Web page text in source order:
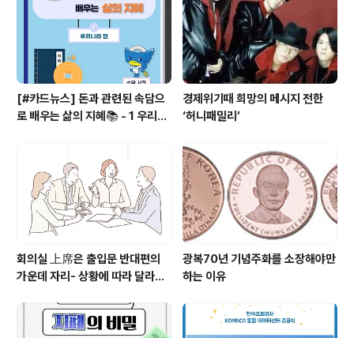
[#카드뉴스] 돈과 관련된 속담으
로 배우는 삶의 지혜📚 - 1 우리나
경제위기때 희망의 메시지 전한
‘허니패밀리’
회의실 上席은 출입문 반대편의
가운데 자리- 상황에 따라 달라지
광복70년 기념주화를 소장해야만
하는 이유